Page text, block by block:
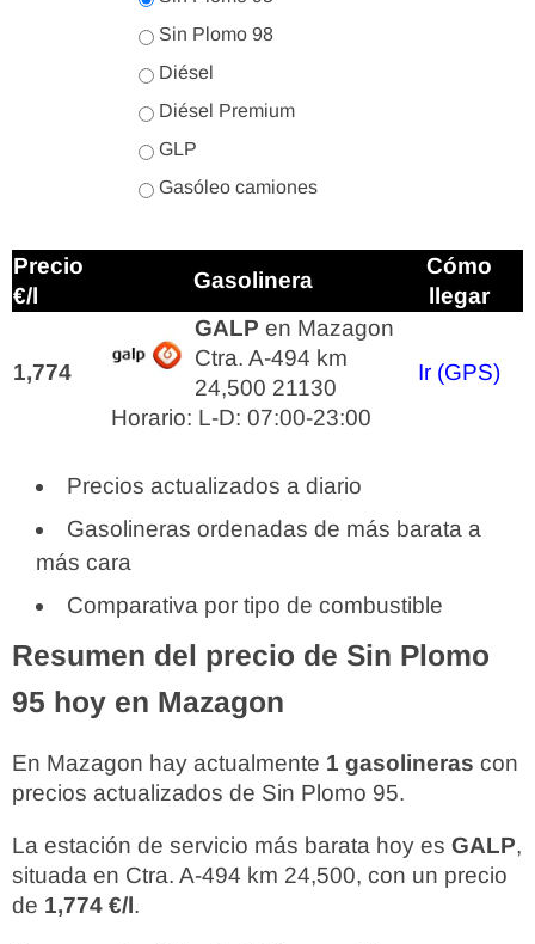
Sin Plomo 98
Diésel
Diésel Premium
GLP
Gasóleo camiones
Precio
€/l
Gasolinera
Cómo
llegar
1,774
GALP en Mazagon
Ctra. A-494 km
24,500 21130
Horario: L-D: 07:00-23:00
Ir (GPS)
Precios actualizados a diario
Gasolineras ordenadas de más barata a
más cara
Comparativa por tipo de combustible
Resumen del precio de Sin Plomo
95 hoy en Mazagon
En Mazagon hay actualmente 1 gasolineras con
precios actualizados de Sin Plomo 95.
La estación de servicio más barata hoy es GALP,
situada en Ctra. A-494 km 24,500, con un precio
de 1,774 €/l.